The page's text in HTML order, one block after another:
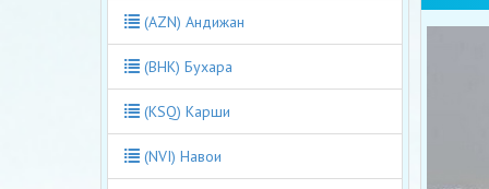
(AZN) Андижан
(BHK) Бухара
(KSQ) Карши
(NVI) Навои